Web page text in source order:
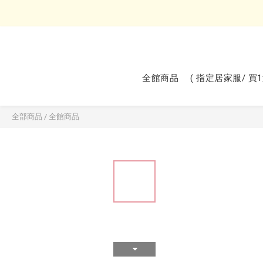
全館商品 ( 指定居家服/ 買
全部商品 / 全館商品